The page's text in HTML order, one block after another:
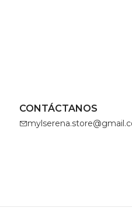
CONTÁCTANOS